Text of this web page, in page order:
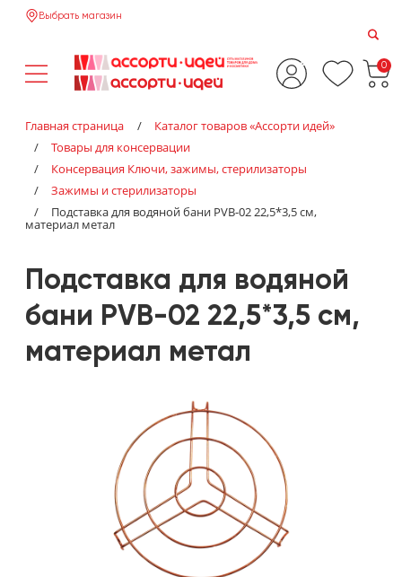
Выбрать магазин
0
Главная страница /
Каталог товаров «‎Ассорти идей»‎
/
Товары для консервации
/
Консервация Ключи, зажимы, стерилизаторы
/
Зажимы и стерилизаторы
/
Подставка для водяной бани PVB-02 22,5*3,5 см,
материал метал
Подставка для водяной
бани PVB-02 22,5*3,5 см,
материал метал